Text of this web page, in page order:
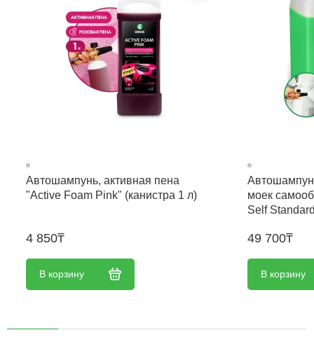
Автошампунь, активная пена
"Active Foam Pink" (канистра 1 л)
4 850₸
В корзину
моек
Self
49 700₸
В корзину